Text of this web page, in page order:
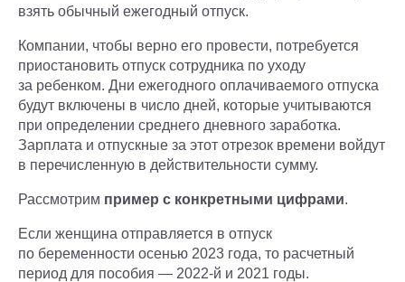
взять обычный ежегодный отпуск.
Компании, чтобы верно его провести, потребуется
приостановить отпуск сотрудника по уходу
за ребенком. Дни ежегодного оплачиваемого отпуска
будут включены в число дней, которые учитываются
при определении среднего дневного заработка.
Зарплата и отпускные за этот отрезок времени войдут
в перечисленную в действительности сумму.
Рассмотрим пример с конкретными цифрами.
Если женщина отправляется в отпуск
по беременности осенью 2023 года, то расчетный
период для пособия — 2022-й и 2021 годы.